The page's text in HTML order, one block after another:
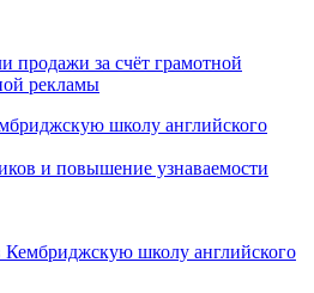
продажи за счёт грамотной
рекламы
и повышение узнаваемости
школу английского